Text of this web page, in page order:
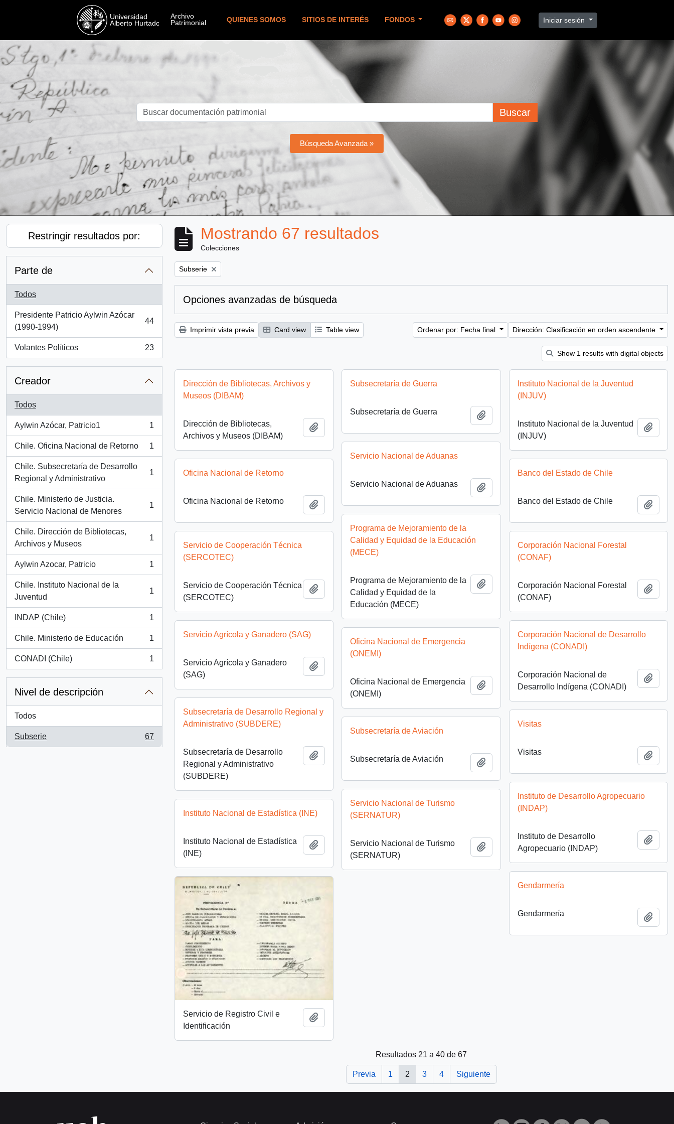
QUIENES SOMOS SITIOS DE INTERÉS FONDOS Iniciar sesión
Buscar
Búsqueda Avanzada »
Restringir resultados por:
Parte de
Todos
Presidente Patricio Aylwin Azócar
(1990-1994)
, 44 resultados
44
Volantes Políticos
, 23 resultados
23
Creador
Todos
Aylwin Azócar, Patricio1
, 1 resultados
1
Chile. Oficina Nacional de Retorno
, 1 resultados
1
Chile. Subsecretaría de Desarrollo
Regional y Administrativo
, 1 resultados
1
Chile. Ministerio de Justicia.
Servicio Nacional de Menores
, 1 resultados
1
Chile. Dirección de Bibliotecas,
Archivos y Museos
, 1 resultados
1
Aylwin Azocar, Patricio
, 1 resultados
1
Chile. Instituto Nacional de la
Juventud
, 1 resultados
1
INDAP (Chile)
, 1 resultados
1
Chile. Ministerio de Educación
, 1 resultados
1
CONADI (Chile)
, 1 resultados
1
Nivel de descripción
Todos
Subserie
, 67 resultados
67
Mostrando 67 resultados
Colecciones
Remove filter:
Subserie
Opciones avanzadas de búsqueda
Imprimir vista previa Card view Table view Ordenar por: Fecha final Dirección: Clasificación en orden ascendente
Show 1 results with digital objects
Dirección de Bibliotecas, Archivos y
Museos (DIBAM)
Dirección de Bibliotecas,
Archivos y Museos (DIBAM)
Subsecretaría de Guerra
Subsecretaría de Guerra Añadir al portapapeles
Instituto Nacional de la Juventud
(INJUV)
Instituto Nacional de la Juventud
(INJUV)
Servicio Nacional de Aduanas
Servicio Nacional de Aduanas Añadir al portapapeles
Oficina Nacional de Retorno
Oficina Nacional de Retorno Añadir al portapapeles
Banco del Estado de Chile
Banco del Estado de Chile
Programa de Mejoramiento de la
Calidad y Equidad de la Educación
(MECE)
Programa de Mejoramiento de la
Calidad y Equidad de la
Educación (MECE)
Añadir al portapapeles
Servicio de Cooperación Técnica
(SERCOTEC)
Servicio de Cooperación Técnica
(SERCOTEC)
Añadir al portapapeles
Corporación Nacional Forestal
(CONAF)
Corporación Nacional Forestal
(CONAF)
Servicio Agrícola y Ganadero (SAG)
Servicio Agrícola y Ganadero
(SAG)
Corporación Nacional de Desarrollo
Indígena (CONADI)
Corporación Nacional de
Desarrollo Indígena (CONADI)
Oficina Nacional de Emergencia
(ONEMI)
Oficina Nacional de Emergencia
(ONEMI)
Añadir al portapapeles
Subsecretaría de Desarrollo Regional y
Administrativo (SUBDERE)
Subsecretaría de Desarrollo
Regional y Administrativo
(SUBDERE)
Añadir al portapapeles
Visitas
Visitas
Subsecretaría de Aviación
Subsecretaría de Aviación Añadir al portapapeles
Instituto de Desarrollo Agropecuario
(INDAP)
Instituto de Desarrollo
Agropecuario (INDAP)
Servicio Nacional de Turismo
(SERNATUR)
Servicio Nacional de Turismo
(SERNATUR)
Añadir al portapapeles
Instituto Nacional de Estadística (INE)
Instituto Nacional de Estadística
(INE)
Añadir al portapapeles
Gendarmería
Gendarmería
Servicio de Registro Civil e
Identificación
Resultados 21 a 40 de 67
Previa 1 2 3 4 Siguiente